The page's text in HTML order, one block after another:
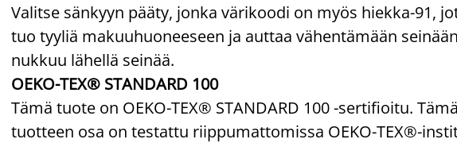
Valitse sänkyyn pääty, jonka värikoodi on myös hiekka-91,
tuo tyyliä makuuhuoneeseen ja auttaa vähentämään
nukkuu lähellä seinää.
OEKO-TEX® STANDARD 100
Tämä tuote on OEKO-TEX® STANDARD 100 -sertifioitu.
tuotteen osa on testattu riippumattomissa OEKO-TEX®-